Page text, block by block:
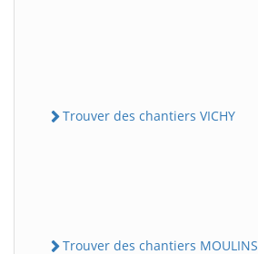
Trouver des chantiers VICHY
Trouver des chantiers MOULINS